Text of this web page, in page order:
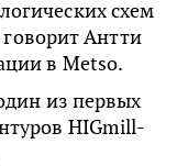
схем
Антти
в Metso.
из первых
HIGmill-